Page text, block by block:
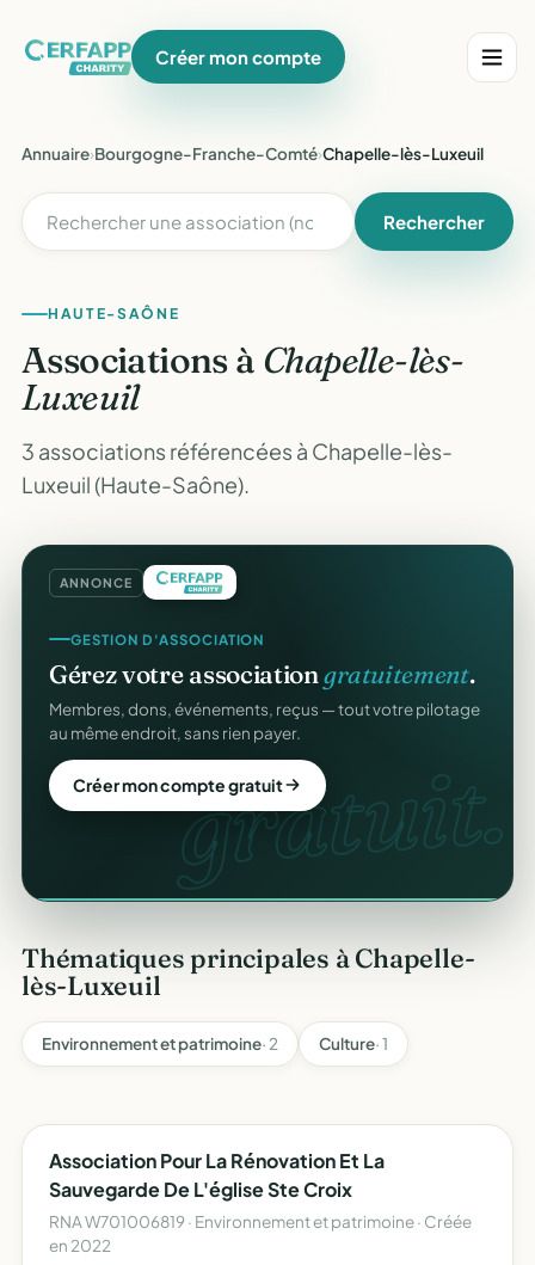
Créer mon compte
Annuaire›Bourgogne-Franche-Comté›Chapelle-lès-Luxeuil
Rechercher
HAUTE-SAÔNE
Associations à Chapelle-lès-
Luxeuil
3 associations référencées à Chapelle-lès-
Luxeuil (Haute-Saône).
ANNONCE
gratuit.
GESTION D'ASSOCIATION
Gérez votre associationgratuitement.
Membres, dons, événements, reçus — tout votre pilotage
au même endroit, sans rien payer.
Créer mon compte gratuit
REÇUS FISCAUX
Vos reçusCERFAautomatiques.
Générés et envoyés à vos donateurs en un clic,
conformes au modèle officiel n°11580.
Automatiser mes reçus
Thématiques principales à Chapelle-
lès-Luxeuil
Environnement et patrimoine· 2 Culture· 1
Association Pour La Rénovation Et La
Sauvegarde De L'église Ste Croix
RNA W701006819 · Environnement et patrimoine · Créée
en 2022